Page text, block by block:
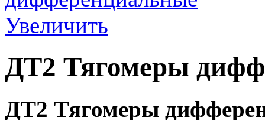
Увеличить
ДТ2 Тягомеры
ДТ2 Тягомеры